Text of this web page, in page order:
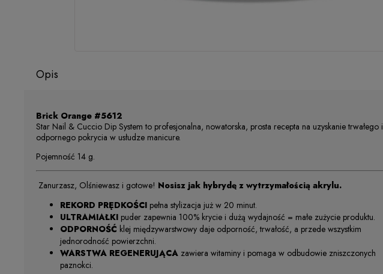
Opis
Brick Orange #5612
Star Nail & Cuccio Dip System to profesjonalna, nowatorska, prosta recepta na uzyskanie trwałego i
odpornego pokrycia w usłudze manicure.
Pojemność 14 g.
Zanurzasz, Olśniewasz i gotowe! Nosisz jak hybrydę z wytrzymałością akrylu.
REKORD PRĘDKOŚCI pełna stylizacja już w 20 minut.
ULTRAMIAŁKI puder zapewnia 100% krycie i dużą wydajność = małe zużycie produktu.
ODPORNOŚĆ klej międzywarstwowy daje odporność, trwałość, a przede wszystkim
jednorodność powierzchni.
WARSTWA REGENERUJĄCA zawiera witaminy i pomaga w odbudowie zniszczonych
paznokci.